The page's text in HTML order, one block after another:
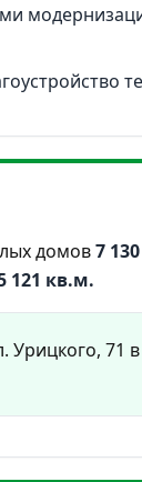
домов7
121 кв.м.
71